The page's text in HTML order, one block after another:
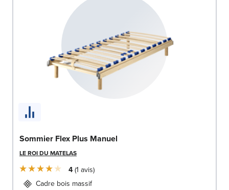
Sommier Flex Plus Manuel
LE ROI DU MATELAS
4 1 avis
Cadre bois massif